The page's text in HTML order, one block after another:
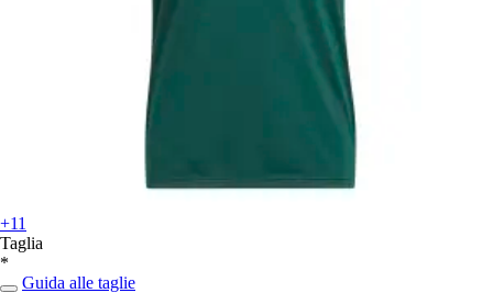
+11
Taglia
*
Guida alle taglie